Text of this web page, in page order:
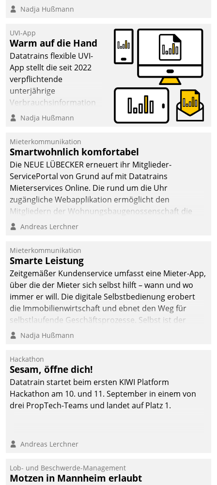
Nadja Hußmann
UVI-App
Warm auf die Hand
Datatrains flexible UVI-
App stellt die seit 2022
verpflichtende
unterjährige
Verbrauchsinformation
schnell, zuverlässig und
Die monatlichen
Mitteilungen zum
Heizungs- und
Wasserverbrauch gehen
automatisiert, vollständig
und auf Wunsch über
mehrere zuvor
Kommunikationswege bei
Nadja Hußmann
Mieterkommunikation
Smartwohnlich komfortabel
Die NEUE LÜBECKER erneuert ihr Mitglieder-
ServicePortal von Grund auf mit Datatrains
Mieterservices Online. Die rund um die Uhr
zugängliche Webapplikation ermöglicht den
Mitgliedern der Wohnungs­bau­genossenschaft die
Kontaktaufnahme per Smartphone, Tablet oder PC.
Andreas Lerchner
Mieterkommunikation
Smarte Leistung
Zeitgemäßer Kundenservice umfasst eine Mieter-App,
über die der Mieter sich selbst hilft – wann und wo
immer er will. Die digitale Selbstbedienung erobert
die Immobilienwirtschaft und ebnet den Weg für
selbstlaufende Geschäftsprozesse. Selbst ist der
Kunde und smart der Serviceanbieter.
Nadja Hußmann
Hackathon
Sesam, öffne dich!
Datatrain startet beim ersten KIWI Platform
Hackathon am 10. und 11. September in einem von
drei PropTech-Teams und landet auf Platz 1.
Andreas Lerchner
Lob- und Beschwerde-Management
Motzen in Mannheim erlaubt